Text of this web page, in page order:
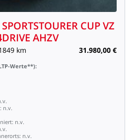
SPORTSTOURER CUPVZ
AHZV
km 31.980,00 €
Werte**):
n.v.
n.v.
n.v.